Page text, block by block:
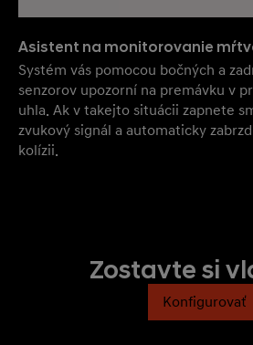
Asistent na monitorovanie
Systém vás pomocou bočných a
senzorov upozorní na premávku v
uhla. Ak v takejto situácii zapnete
zvukový signál a automaticky
kolízii.
Zostavte si
Konfigurovať